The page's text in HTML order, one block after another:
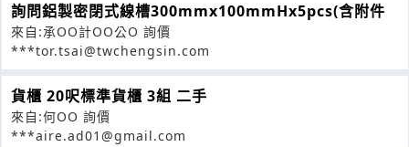
詢問鋁製密閉式線槽300mmx100mmHx5pcs(含附件
來自:承OO計OO公O 詢價
***tor.tsai@twchengsin.com
貨櫃 20呎標準貨櫃 3組 二手
來自:何OO 詢價
***aire.ad01@gmail.com